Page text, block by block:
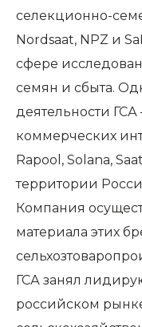
селекционно-
Nordsaat, NPZ и
сфере
семян и сбыта.
деятельности ГСА
коммерческих
Rapool, Solana,
территории
Компания
материала этих
ГСА занял
российском